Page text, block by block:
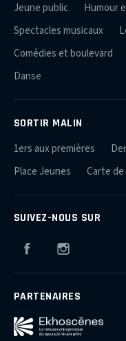
Jeune public
Humour
Spectacles musicaux
Comédies et boulevard
Danse
SORTIR MALIN
1ers aux premières
Place Jeunes
Carte
SUIVEZ-NOUS SUR
Facebook
PARTENAIRES